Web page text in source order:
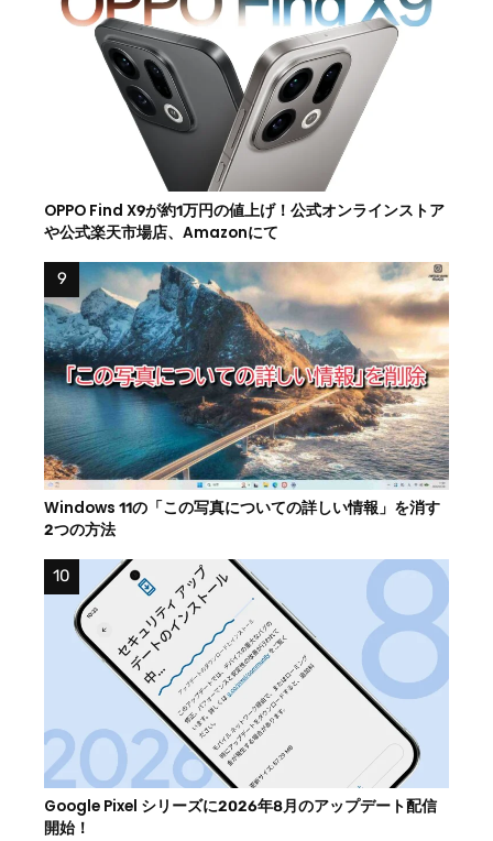
OPPO Find X9が約1万円の値上げ！公式オンラインストア
や公式楽天市場店、Amazonにて
Windows 11の「この写真についての詳しい情報」を消す
2つの方法
Google Pixel シリーズに2026年8月のアップデート配信
開始！